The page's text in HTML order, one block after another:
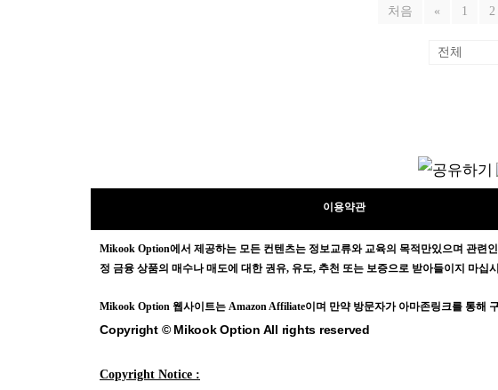
처음 « 1 2
이용약관
Mikook Option에서 제공하는 모든 컨텐츠는 정보교류와 교육의 목적만있으며 관련
정 금융 상품의 매수나 매도에 대한 권유, 유도, 추천 또는 보증으로 받아들이지 마
Mikook Option 웹사이트는 Amazon Affiliate이며 만약 방문자가 아마존링크를 통해
Copyright © Mikook Option All rights reserved
Copyright Notice :